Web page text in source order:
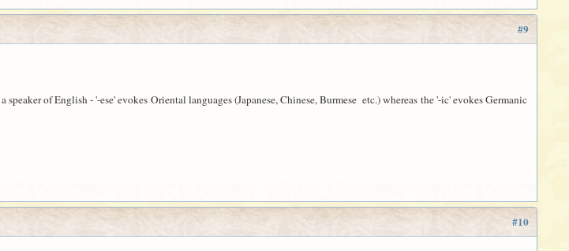
#9
of English - '-ese' evokes Oriental languages (Japanese, Chinese, Burmese etc.) whereas the '-ic' evokes Germanic
#10